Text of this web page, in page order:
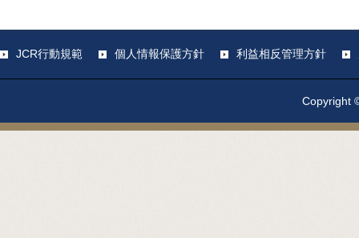
JCR行動規範 個人情報保護方針 利益相反管理方針
Copyright